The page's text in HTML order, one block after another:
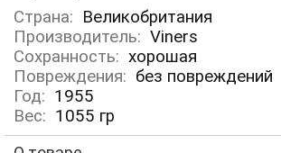
Страна: Великобритания
Производитель: Viners
Сохранность: хорошая
Повреждения: без повреждений
Год: 1955
Вес: 1055 гр